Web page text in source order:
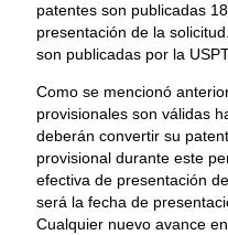
patentes son publicadas
presentación de la
son publicadas por la
Como se mencionó
provisionales son válidas
deberán convertir su
provisional durante este
efectiva de presentación
será la fecha de
Cualquier nuevo avance